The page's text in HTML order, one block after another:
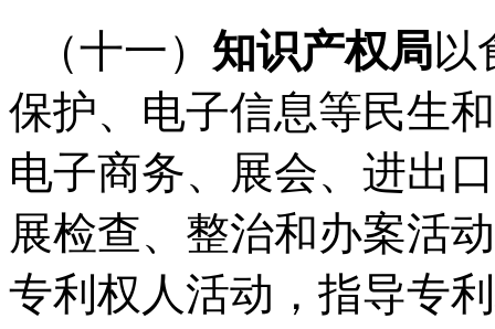
（十一） 知识产权局以
保护、电子信息等民生
电子商务、展会、进出
展检查、整治和办案活
专利权人活动，指导专